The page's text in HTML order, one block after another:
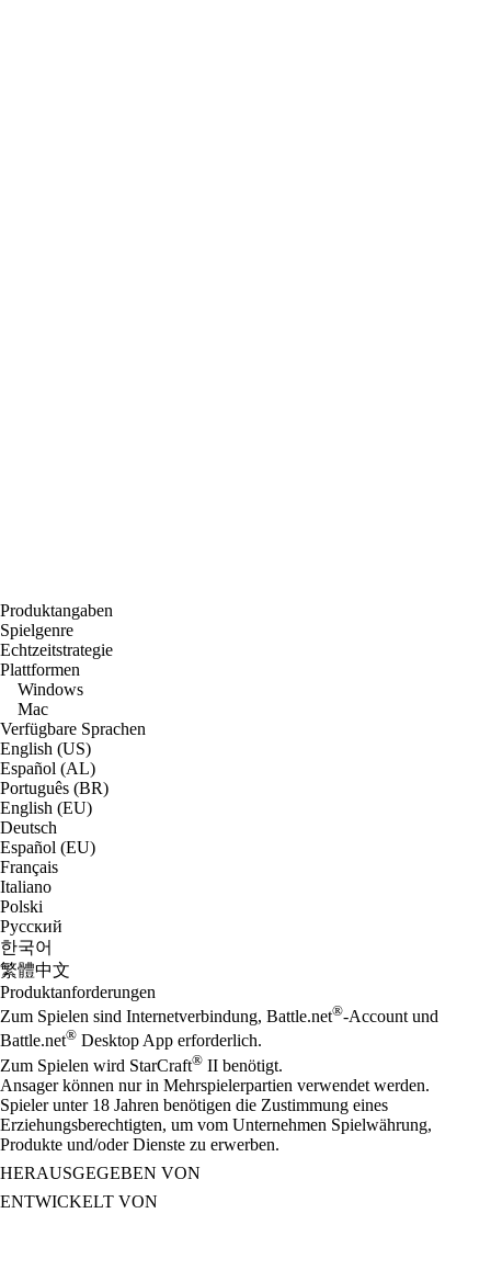
Produktangaben
Spielgenre
Echtzeitstrategie
Plattformen
Windows
Mac
Verfügbare Sprachen
English (US)
Español (AL)
Português (BR)
English (EU)
Deutsch
Español (EU)
Français
Italiano
Polski
Русский
한국어
繁體中文
Produktanforderungen
Zum Spielen sind Internetverbindung, Battle.net®-Account und
Battle.net® Desktop App erforderlich.
Zum Spielen wird StarCraft® II benötigt.
Ansager können nur in Mehrspielerpartien verwendet werden.
Spieler unter 18 Jahren benötigen die Zustimmung eines
Erziehungsberechtigten, um vom Unternehmen Spielwährung,
Produkte und/oder Dienste zu erwerben.
HERAUSGEGEBEN VON
ENTWICKELT VON